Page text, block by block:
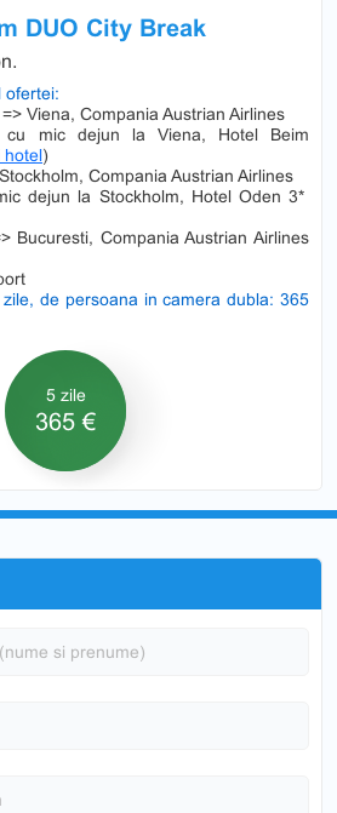
DUO City Break
ofertei:
Viena, Compania Austrian Airlines
mic dejun la Viena, Hotel Beim
hotel)
Compania Austrian Airlines
dejun la Stockholm, Hotel Oden 3*
Bucuresti, Compania Austrian Airlines
de persoana in camera dubla: 365
5 zile
365 €
si prenume)